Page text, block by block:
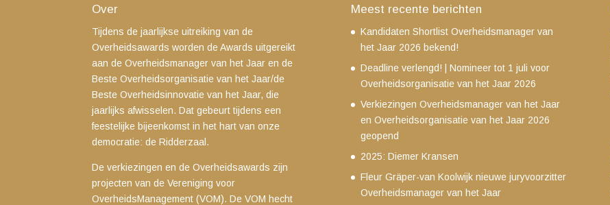
Over
Tijdens de jaarlijkse uitreiking van de
Overheidsawards worden de Awards uitgereikt
aan de Overheidsmanager van het Jaar en de
Beste Overheidsorganisatie van het Jaar/de
Beste Overheidsinnovatie van het Jaar, die
jaarlijks afwisselen. Dat gebeurt tijdens een
feestelijke bijeenkomst in het hart van onze
democratie: de Ridderzaal.
De verkiezingen en de Overheidsawards zijn
projecten van de Vereniging voor
OverheidsManagement (VOM). De VOM hecht
Meest recente berichten
Kandidaten Shortlist Overheidsmanager van
het Jaar 2026 bekend!
Deadline verlengd! | Nomineer tot 1 juli voor
Overheidsorganisatie van het Jaar 2026
Verkiezingen Overheidsmanager van het Jaar
en Overheidsorganisatie van het Jaar 2026
geopend
2025: Diemer Kransen
Fleur Gräper-van Koolwijk nieuwe juryvoorzitter
Overheidsmanager van het Jaar